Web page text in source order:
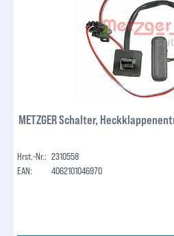
METZGER Schalter,
Hrst.-Nr.: 2310558
EAN:
4062101046970